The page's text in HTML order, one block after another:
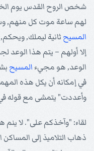
شخص الروح القدس يوم
لهم ساعة موت كل منهم,
المسيح ثانية ليملك,
إلا أولهم – يتم هذا الوعد
الوعد, هو مجيء المسيح
في إمكانه أن يكل هذه
وأعددت" يتمشى مع قوله في
لقاء: "وآخذكم على". لا ينم
ذهاب التلاميذ إلى